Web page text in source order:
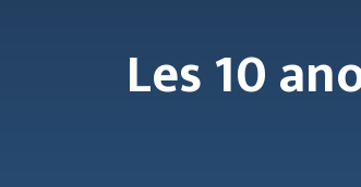
Les 10